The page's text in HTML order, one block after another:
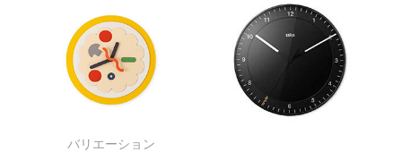
バリエーション